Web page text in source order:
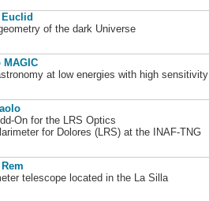
of the dark Universe
MAGIC
at low energies with high sensitivity
On for the LRS Optics
for Dolores (LRS) at the INAF-TNG
telescope located in the La Silla